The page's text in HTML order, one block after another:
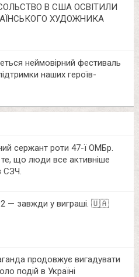
В США ОСВІТИЛИ
ХУДОЖНИКА
неймовірний фестиваль
наших героїв-
сержант роти 47-ї ОМБр.
що люди все активніше
СЗЧ.
— завжди у виграші. 🇺🇦
продовжує вигадувати
подій в Україні